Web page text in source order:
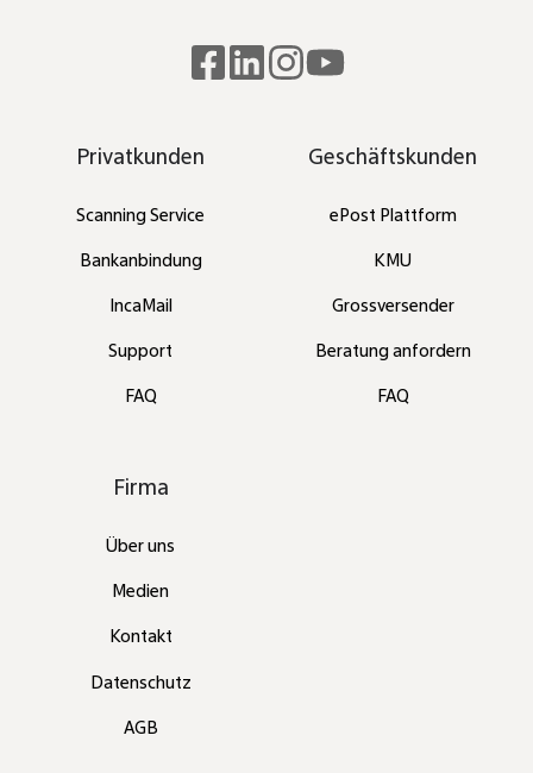
ReadJoinBrowse
GitHub
Privatkunden
Scanning Service
Bankanbindung
IncaMail
Support
FAQ
Geschäftskunden
ePost Plattform
KMU
Grossversender
Beratung anfordern
FAQ
Firma
Über uns
Medien
Kontakt
Datenschutz
AGB